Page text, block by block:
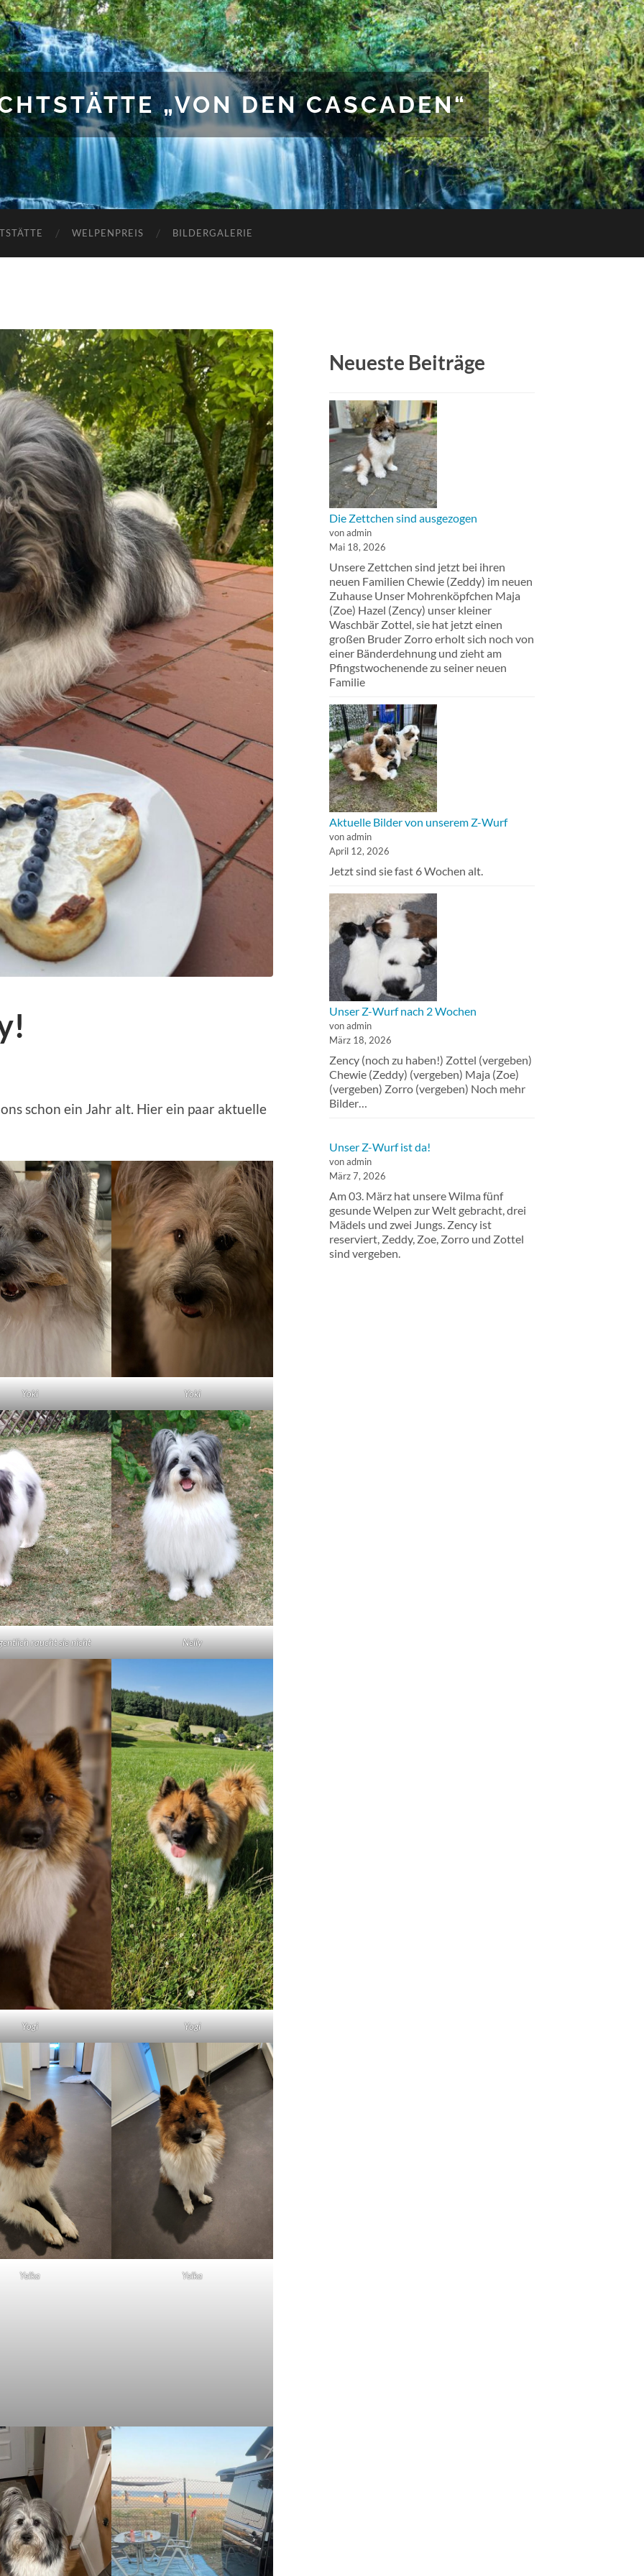
„VON DEN CASCADEN“
WELPENPREIS BILDERGALERIE
schon ein Jahr alt. Hier ein paar aktuelle
Yoki Yoki
raucht sie nicht Nelly
Yogi Yogi
Yelka Yelka
Neueste Beiträge
Die Zettchen sind ausgezogen
von admin
Mai 18, 2026
Unsere Zettchen sind jetzt bei ihren
neuen Familien Chewie (Zeddy) im neuen
Zuhause Unser Mohrenköpfchen Maja
(Zoe) Hazel (Zency) unser kleiner
Waschbär Zottel, sie hat jetzt einen
großen Bruder Zorro erholt sich noch von
einer Bänderdehnung und zieht am
Pfingstwochenende zu seiner neuen
Familie
Aktuelle Bilder von unserem Z-Wurf
von admin
April 12, 2026
Jetzt sind sie fast 6 Wochen alt.
Unser Z-Wurf nach 2 Wochen
von admin
März 18, 2026
Zency (noch zu haben!) Zottel (vergeben)
Chewie (Zeddy) (vergeben) Maja (Zoe)
(vergeben) Zorro (vergeben) Noch mehr
Bilder…
Unser Z-Wurf ist da!
von admin
März 7, 2026
Am 03. März hat unsere Wilma fünf
gesunde Welpen zur Welt gebracht, drei
Mädels und zwei Jungs. Zency ist
reserviert, Zeddy, Zoe, Zorro und Zottel
sind vergeben.